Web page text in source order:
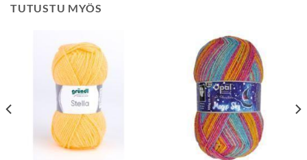
TUTUSTU MYÖS